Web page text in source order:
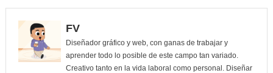
FV
Diseñador gráfico y web, con ganas de trabajar y
aprender todo lo posible de este campo tan variado.
Creativo tanto en la vida laboral como personal. Diseñar